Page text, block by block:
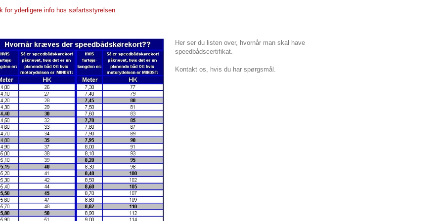
for yderligere info hos søfartsstyrelsen
Her ser du listen over, hvornår man skal have
speedbådscertifikat.
Kontakt os, hvis du har spørgsmål.